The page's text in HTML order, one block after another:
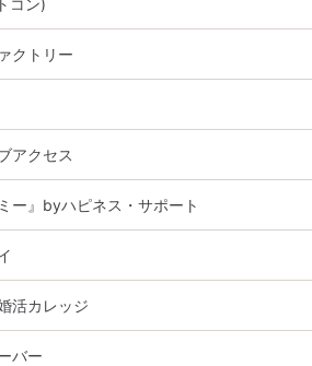
クトリー
アクセス
ー』byハピネス・サポート
活カレッジ
バー